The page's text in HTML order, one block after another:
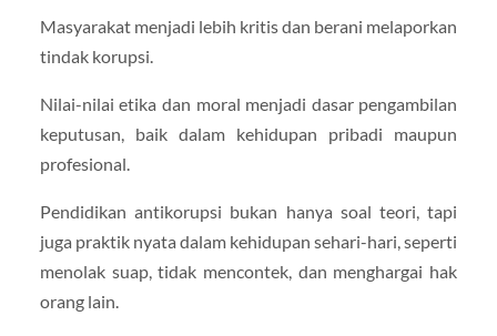
Masyarakat menjadi lebih kritis dan berani melaporkan
tindak korupsi.
Nilai-nilai etika dan moral menjadi dasar pengambilan
keputusan, baik dalam kehidupan pribadi maupun
profesional.
Pendidikan antikorupsi bukan hanya soal teori, tapi
juga praktik nyata dalam kehidupan sehari-hari, seperti
menolak suap, tidak mencontek, dan menghargai hak
orang lain.